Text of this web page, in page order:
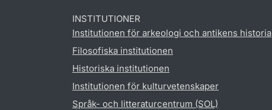
INSTITUTIONER
Institutionen för arkeologi och antikens historia
Filosofiska institutionen
Historiska institutionen
Institutionen för kulturvetenskaper
Språk- och litteraturcentrum (SOL)